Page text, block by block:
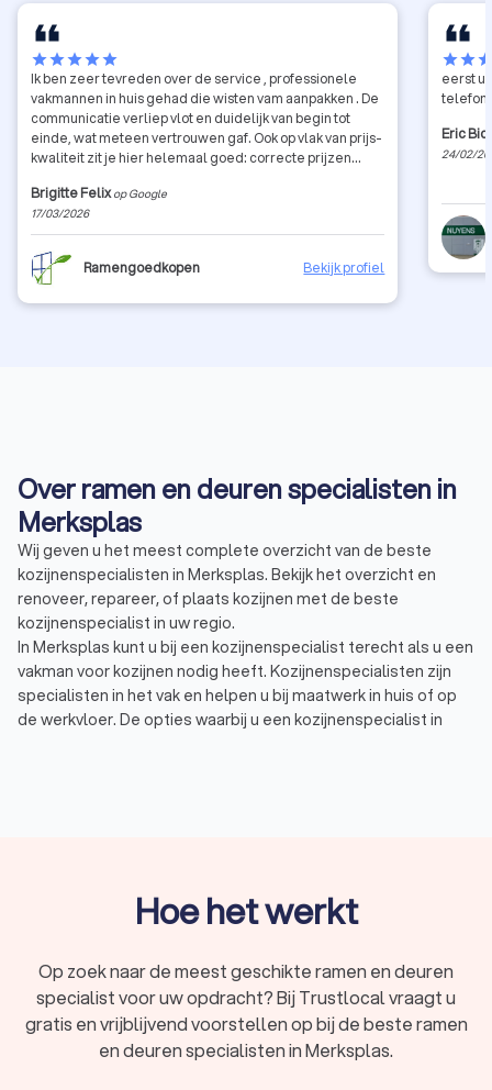
starstarstarstarstar
Ik ben zeer tevreden over de service , professionele
vakmannen in huis gehad die wisten vam aanpakken . De
communicatie verliep vlot en duidelijk van begin tot
einde, wat meteen vertrouwen gaf. Ook op vlak van prijs-
kwaliteit zit je hier helemaal goed: correcte prijzen
professioneel en netjes uitgevoerd, met oog voor detail.
Kortom, een betrouwbare firma die doet wat ze belooft.
Zeker een aanrader voor wie op zoek is naar kwaliteit en
goede service!
Brigitte Felix op Google
17/03/2026
Ramengoedkopen Bekijk profiel
starstar
eerst
Eric
24/02/
Over ramen en deuren specialisten in
Merksplas
Wij geven u het meest complete overzicht van de beste
kozijnenspecialisten in Merksplas. Bekijk het overzicht en
renoveer, repareer, of plaats kozijnen met de beste
kozijnenspecialist in uw regio.
In Merksplas kunt u bij een kozijnenspecialist terecht als u een
vakman voor kozijnen nodig heeft. Kozijnenspecialisten zijn
specialisten in het vak en helpen u bij maatwerk in huis of op
de werkvloer. De opties waarbij u een kozijnenspecialist in
In Merksplas hebben wij 54 goede kozijnenspecialisten
gemiddelde Trustlocal-score van een 8.6. Welke specialist u
ook kiest, via Trustlocal maakt u een goede keuze voor de
kozijnspecialist. We kunnen u ook helpen door direct
prijsopgaven aan te vragen bij verschillende
kozijnenspecialisten. Zo kunt u eenvoudig de
Hoe het werkt
Op zoek naar de meest geschikte ramen en deuren
specialist voor uw opdracht? Bij Trustlocal vraagt u
gratis en vrijblijvend voorstellen op bij de beste ramen
en deuren specialisten in Merksplas.